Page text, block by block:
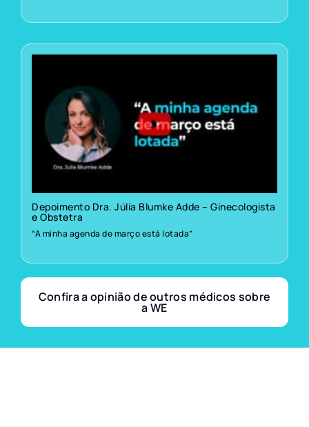
Depoimento Dra. Júlia Blumke Adde – Ginecologista
e Obstetra
“A minha agenda de março está lotada”
Confira a opinião de outros médicos sobre
a WE